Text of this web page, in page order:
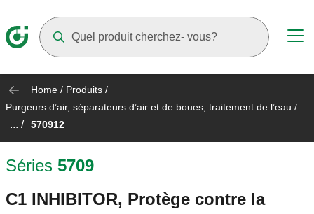
Home / Produits /
Purgeurs d’air, séparateurs d’air et de boues, traitement de l’eau /
... / 570912
Séries 5709
C1 INHIBITOR, Protège contre la